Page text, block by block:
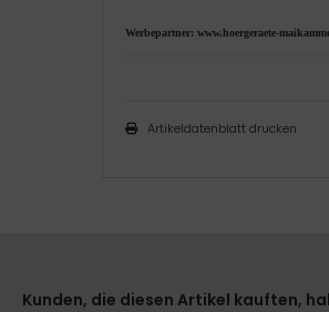
Werbepartner: www.hoergeraete-
Artikeldatenblatt drucken
Kunden, die diesen Artikel kauften,